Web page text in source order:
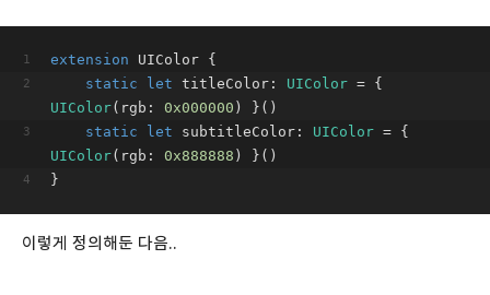
extension UIColor {
static
let titleColor: UIColor =
UIColor(rgb: 0x000000 ) }()
static
let subtitleColor: UIColor =
UIColor(rgb: 0x888888 ) }()
}
이렇게 정의해둔 다음..